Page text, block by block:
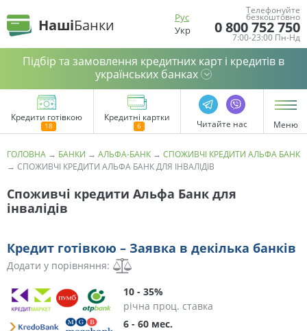
НашіБанки
Рус
Укр
Телефонуйте
безкоштовно
0 800 752 750
7:00-23:00 Пн-Нд
Підбір та замовлення кредитних карт і кредитів в
українських банках
Кредити готівкою Кредитні картки
Читайте нас Меню
ГОЛОВНА → БАНКИ → АЛЬФА-БАНК → СПОЖИВЧІ КРЕДИТИ АЛЬФА БАНК
→ СПОЖИВЧІ КРЕДИТИ АЛЬФА БАНК ДЛЯ ІНВАЛІДІВ
Споживчі кредити Альфа Банк для
інвалідів
Кредит готівкою – Заявка в декілька банків
Додати у порівняння:
10 - 35%
річна проц. ставка
6 - 60 мес.